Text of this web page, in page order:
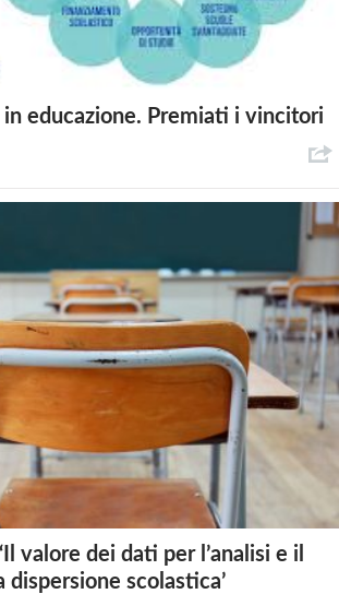
in educazione. Premiati i vincitori
valore dei dati per l’analisi e il
dispersione scolastica’